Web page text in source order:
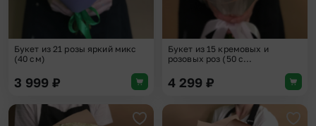
Букет из 21 розы яркий микс
(40 см)
3 999 ₽
Букет из 15 кремовых и
розовых роз (50 с...
4 299 ₽